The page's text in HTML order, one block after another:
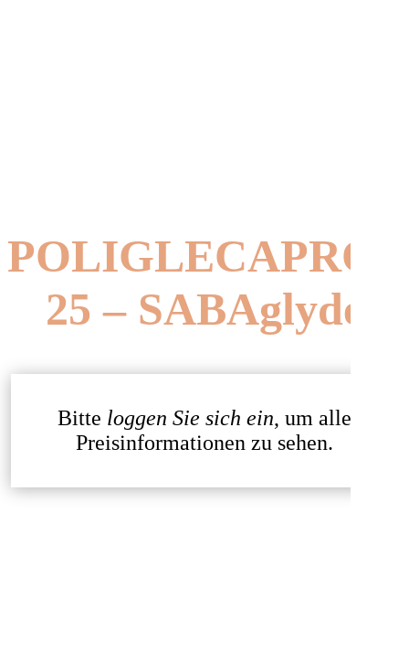
25 – SABAglyde
Bitte loggen Sie sich ein, um alle
Preisinformationen zu sehen.